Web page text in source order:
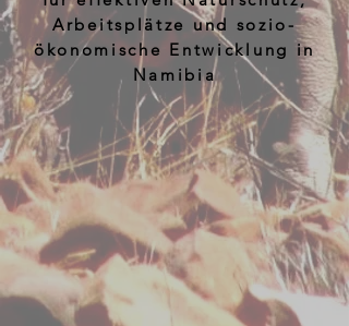
Arbeitsplätze und sozio-
ökonomische Entwicklung in
Namibia